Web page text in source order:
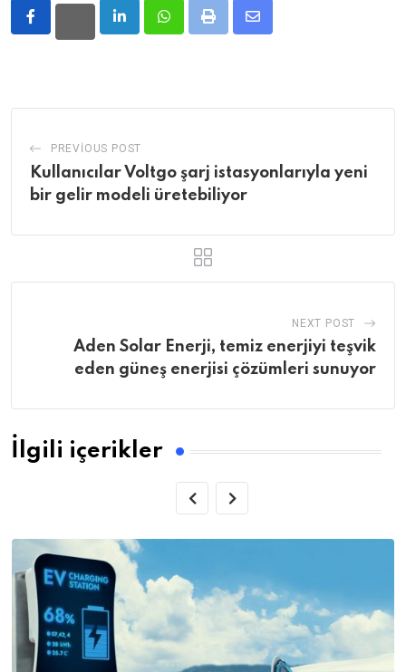
LinkedInWhatsappPrint
Share
PREVIOUS POST
Kullanıcılar Voltgo şarj istasyonlarıyla yeni
bir gelir modeli üretebiliyor
NEXT POST
Aden Solar Enerji, temiz enerjiyi teşvik
eden güneş enerjisi çözümleri sunuyor
İlgili içerikler